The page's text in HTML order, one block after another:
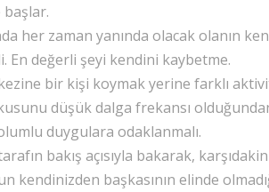
her zaman yanında olacak olanın
En değerli şeyi kendini kaybetme.
bir kişi koymak yerine farklı
düşük dalga frekansı
duygulara odaklanmalı.
bakış açısıyla bakarak,
kendinizden başkasının elinde